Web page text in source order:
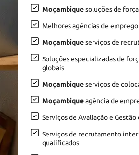
Moçambiquesoluções de
Melhores agências de emprego
Moçambiqueserviços de
Soluções especializadas de
globais
Moçambiqueserviços de
Moçambiqueagência de
Serviços de Avaliação e Gestão
Serviços de recrutamento
qualificados